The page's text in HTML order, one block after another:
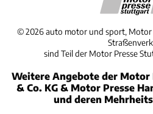
©2026 auto motor und sport,
sind Teil der Motor Presse
Weitere Angebote der Motor
& Co. KG & Motor Presse
und deren